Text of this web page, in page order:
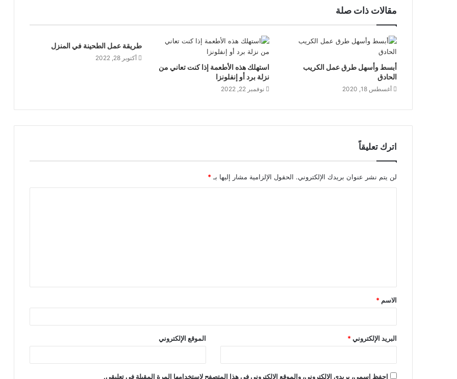
مقالات ذات صلة
أبسط وأسهل طرق عمل الكريب
الحادق
أغسطس 18, 2020
استهلك هذه الأطعمة إذا كنت تعاني من
نزلة برد أو إنفلونزا
نوفمبر 22, 2022
طريقة عمل الطحينة في المنزل
أكتوبر 28, 2022
اترك تعليقاً
لن يتم نشر عنوان بريدك الإلكتروني. الحقول الإلزامية مشار إليها بـ *
ق
*
الاسم *
البريد الإلكتروني* الموقع الإلكتروني
احفظ اسمي، بريدي الإلكتروني، والموقع الإلكتروني في هذا المتصفح لاستخدامها المرة المقبلة في تعليقي.